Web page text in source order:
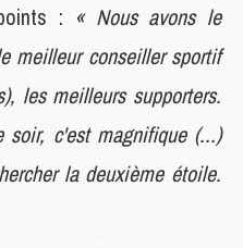
: « Nous avons le
meilleur conseiller sportif
les meilleurs supporters.
c'est magnifique (...)
la deuxième étoile.